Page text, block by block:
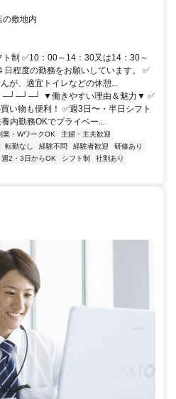
の敷地内
制 ✅10：00～14：30又は14：30～
日程度の勤務をお願いしています。 ✅
が、適宜トイレなどの休憩...
▼働きやすい理由＆魅力▼ ✅
い物も便利！ ✅週3日〜・半日シフト
内勤務OKでプライベー...
業・WワークOK
主婦・主夫歓迎
転勤なし 経験不問 経験者歓迎
研修あり
週2・3日からOK シフト制
社割あり